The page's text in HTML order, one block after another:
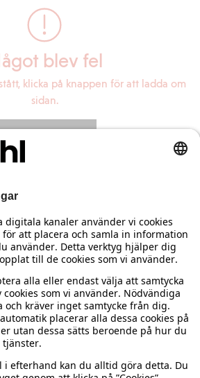
blev fel
klicka på knappen för att ladda om
sidan.